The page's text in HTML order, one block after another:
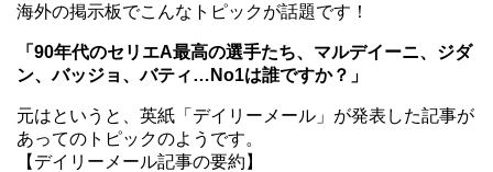
海外の掲示板でこんなトピックが話題です！
「90年代のセリエA最高の選手たち、マルデイーニ、ジダ
ン、バッジョ、バティ…No1は誰ですか？」
元はというと、英紙「デイリーメール」が発表した記事が
あってのトピックのようです。
【デイリーメール記事の要約】